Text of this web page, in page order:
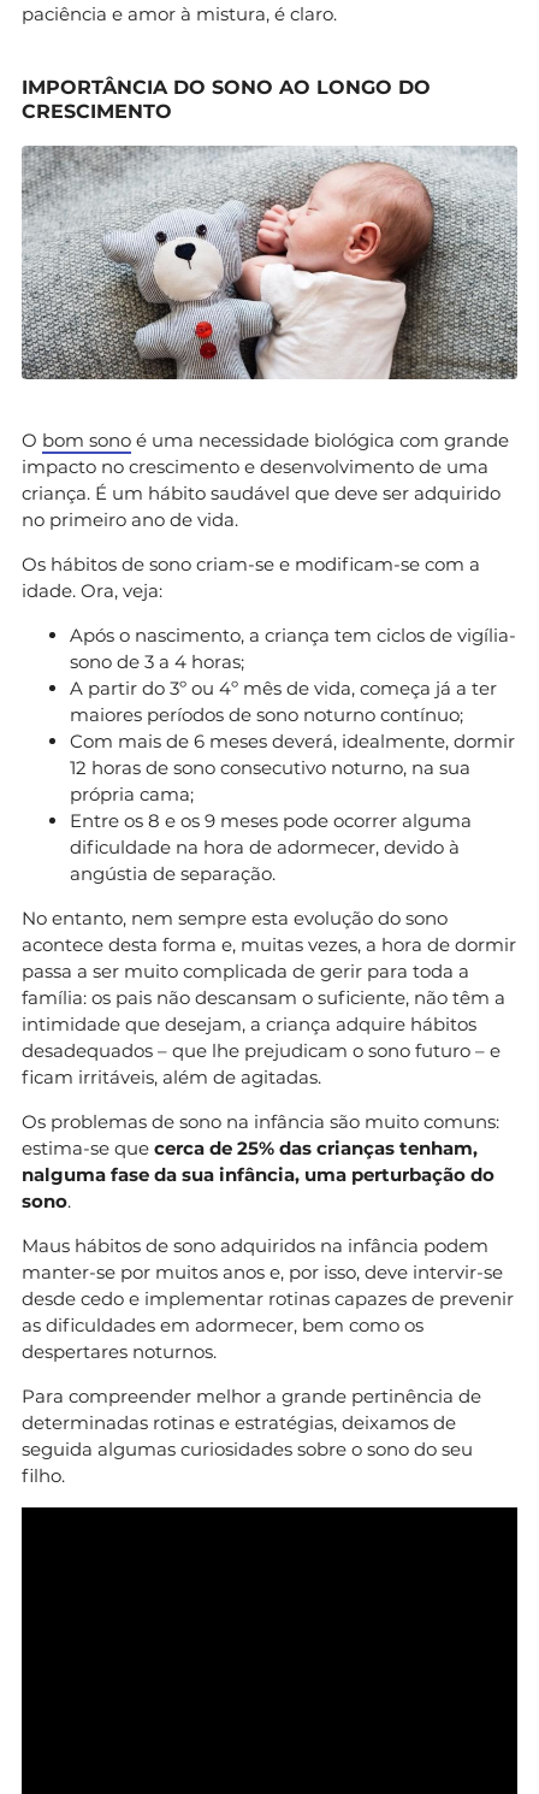
paciência e amor à mistura, é claro.
IMPORTÂNCIA DO SONO AO LONGO DO
CRESCIMENTO
O bom sono é uma necessidade biológica com grande
impacto no crescimento e desenvolvimento de uma
criança. É um hábito saudável que deve ser adquirido
no primeiro ano de vida.
Os hábitos de sono criam-se e modificam-se com a
idade. Ora, veja:
Após o nascimento, a criança tem ciclos de vigília-
sono de 3 a 4 horas;
A partir do 3º ou 4º mês de vida, começa já a ter
maiores períodos de sono noturno contínuo;
Com mais de 6 meses deverá, idealmente, dormir
12 horas de sono consecutivo noturno, na sua
própria cama;
Entre os 8 e os 9 meses pode ocorrer alguma
dificuldade na hora de adormecer, devido à
angústia de separação.
No entanto, nem sempre esta evolução do sono
acontece desta forma e, muitas vezes, a hora de dormir
passa a ser muito complicada de gerir para toda a
família: os pais não descansam o suficiente, não têm a
intimidade que desejam, a criança adquire hábitos
desadequados – que lhe prejudicam o sono futuro – e
ficam irritáveis, além de agitadas.
Os problemas de sono na infância são muito comuns:
estima-se que cerca de 25% das crianças tenham,
nalguma fase da sua infância, uma perturbação do
sono.
Maus hábitos de sono adquiridos na infância podem
manter-se por muitos anos e, por isso, deve intervir-se
desde cedo e implementar rotinas capazes de prevenir
as dificuldades em adormecer, bem como os
despertares noturnos.
Para compreender melhor a grande pertinência de
determinadas rotinas e estratégias, deixamos de
seguida algumas curiosidades sobre o sono do seu
filho.